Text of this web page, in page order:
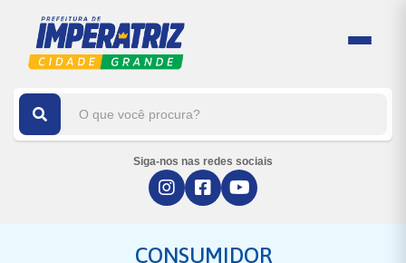
Siga-nos nas redes sociais
CONSUMIDOR